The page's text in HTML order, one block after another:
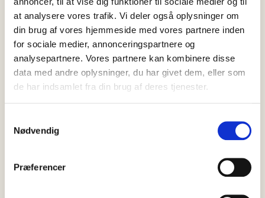
at analysere vores trafik. Vi deler også oplysninger om
din brug af vores hjemmeside med vores partnere inden
for sociale medier, annonceringspartnere og
analysepartnere. Vores partnere kan kombinere disse
data med andre oplysninger, du har givet dem, eller som
de har indsamlet fra din brug af deres tjenester.
Nødvendig
Præferencer